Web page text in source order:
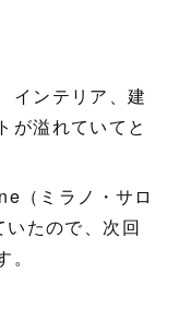
インテリア、建
が溢れていてと
（ミラノ・サロ
たので、次回
。